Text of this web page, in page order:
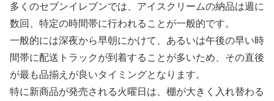
多くのセブンイレブンでは、アイスクリームの納品は週に
数回、特定の時間帯に行われることが一般的です。
一般的には深夜から早朝にかけて、あるいは午後の早い時
間帯に配送トラックが到着することが多いため、その直後
が最も品揃えが良いタイミングとなります。
特に新商品が発売される火曜日は、棚が大きく入れ替わる